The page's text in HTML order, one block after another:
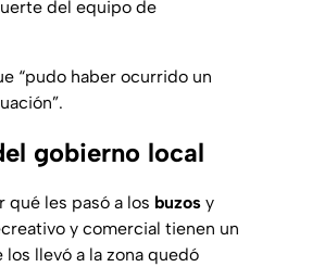
del equipo de
“pudo haber ocurrido un
gobierno local
qué les pasó a los buzos y
y comercial tienen un
llevó a la zona quedó